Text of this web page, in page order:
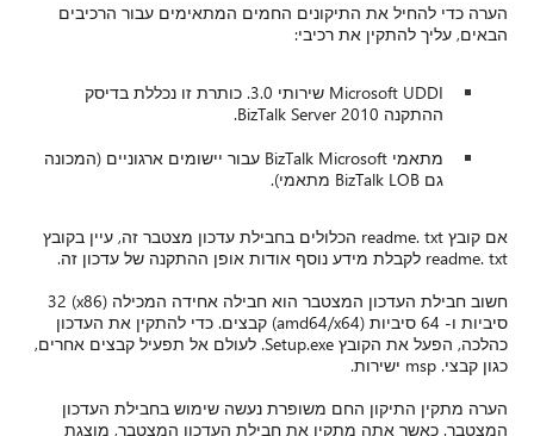
הערה כדי להחיל את התיקונים החמים המתאימים עבור הרכיבים
הבאים, עליך להתקין את רכיבי:
Microsoft UDDI שירותי 3.0. כותרת זו נכללת בדיסק
ההתקנה BizTalk Server 2010.
מתאמי BizTalk Microsoft עבור יישומים ארגוניים (המכונה
גם BizTalk LOB מתאמי).
אם קובץ readme. txt הכלולים בחבילת עדכון מצטבר זה, עיין בקובץ
readme. txt לקבלת מידע נוסף אודות אופן ההתקנה של עדכון זה.
חשוב חבילת העדכון המצטבר הוא חבילה אחידה המכילה (x86) 32
סיביות ו- 64 סיביות (amd64/x64) קבצים. כדי להתקין את העדכון
כהלכה, הפעל את הקובץ Setup.exe. לעולם אל תפעיל קבצים אחרים,
כגון קבצי. msp ישירות.
הערה מתקין התיקון החם משופרת נעשה שימוש בחבילת העדכון
המצטבר. כאשר אתה מתקין את חבילת העדכון המצטבר, מוצגת